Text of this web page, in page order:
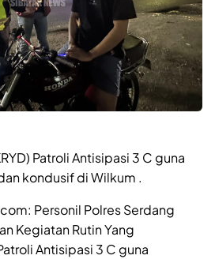
Patroli Antisipasi 3 C guna
kondusif di Wilkum .
Personil Polres Serdang
Kegiatan Rutin Yang
Antisipasi 3 C guna